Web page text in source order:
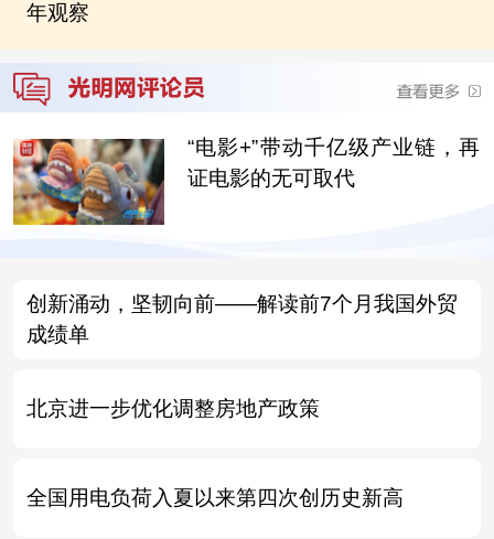
年观察
“电影+”带动千亿级产业链，再
证电影的无可取代
创新涌动，坚韧向前——解读前7个月我国外贸
成绩单
北京进一步优化调整房地产政策
全国用电负荷入夏以来第四次创历史新高